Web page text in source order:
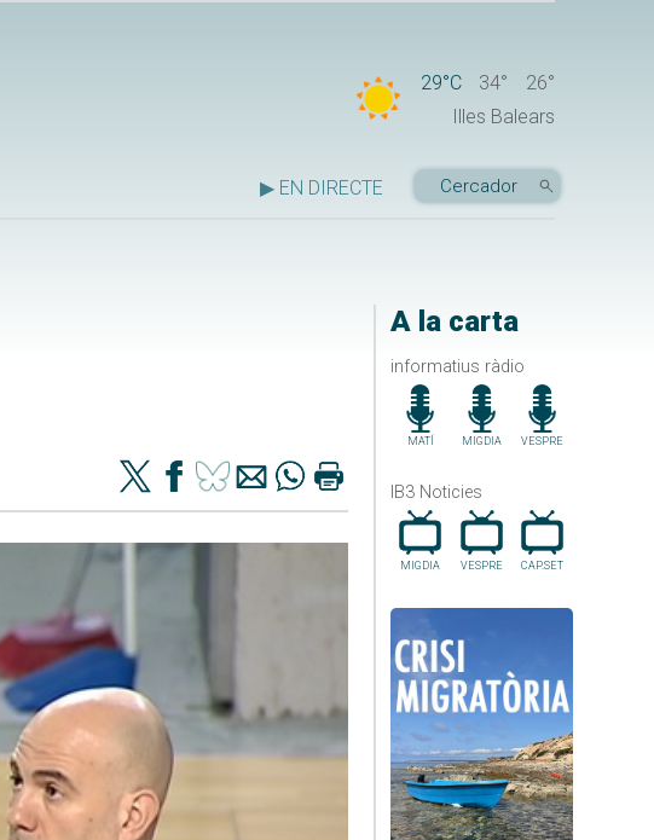
29°C 34°
26°
Illes Balears
▶ EN DIRECTE
A la carta
informatius ràdio
MATÍ MIGDIA VESPRE
IB3 Noticies
MIGDIA VESPRE CAP.SET